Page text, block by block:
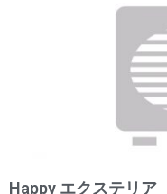
Happy エクステリ